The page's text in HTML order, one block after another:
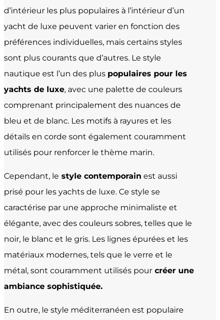
d’intérieur les plus populaires à l’intérieur d’un
yacht de luxe peuvent varier en fonction des
préférences individuelles, mais certains styles
sont plus courants que d’autres. Le style
nautique est l’un des plus populaires pour les
yachts de luxe, avec une palette de couleurs
comprenant principalement des nuances de
bleu et de blanc. Les motifs à rayures et les
détails en corde sont également couramment
utilisés pour renforcer le thème marin.
Cependant, le style contemporain est aussi
prisé pour les yachts de luxe. Ce style se
caractérise par une approche minimaliste et
élégante, avec des couleurs sobres, telles que le
noir, le blanc et le gris. Les lignes épurées et les
matériaux modernes, tels que le verre et le
métal, sont couramment utilisés pour créer une
ambiance sophistiquée.
En outre, le style méditerranéen est populaire